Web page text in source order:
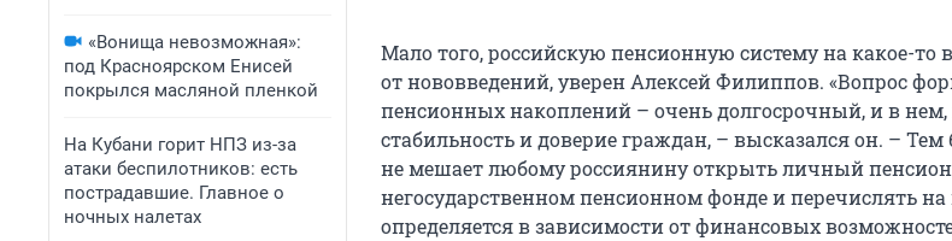
«Вонища невозможная»:
под Красноярском Енисей
покрылся масляной пленкой
На Кубани горит НПЗ из-за
атаки беспилотников: есть
пострадавшие. Главное о
ночных налетах
Мало того, российскую пенсионную систему на какое-то
от нововведений, уверен Алексей Филиппов. «Вопрос
пенсионных накоплений – очень долгосрочный, и в
стабильность и доверие граждан, – высказался он. – Тем
не мешает любому россиянину открыть личный
негосударственном пенсионном фонде и перечислять на
определяется в зависимости от финансовых